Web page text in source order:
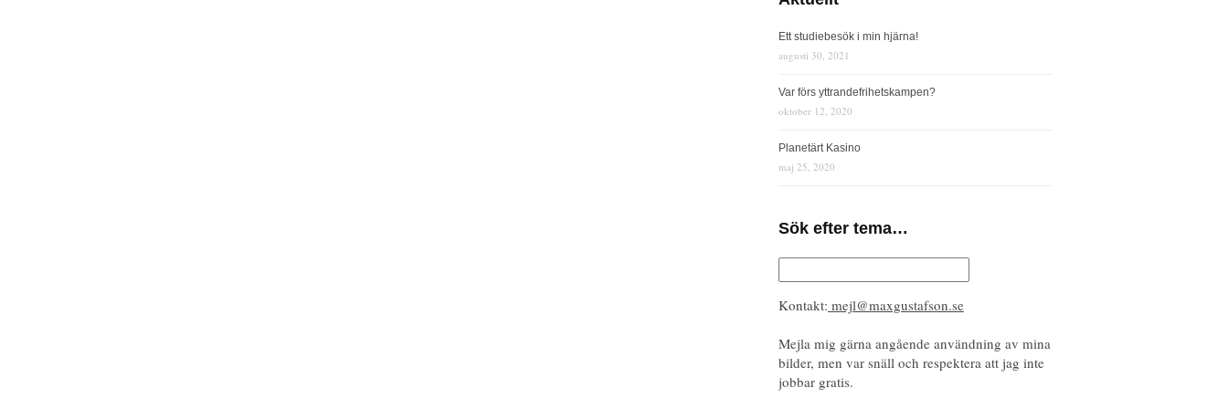
Ett studiebesök i min hjärna!
augusti 30, 2021
Var förs yttrandefrihetskampen?
oktober 12, 2020
Planetärt Kasino
maj 25, 2020
Sök efter tema…
Kontakt: mejl@maxgustafson.se
Mejla mig gärna angående användning av mina
bilder, men var snäll och respektera att jag inte
jobbar gratis.